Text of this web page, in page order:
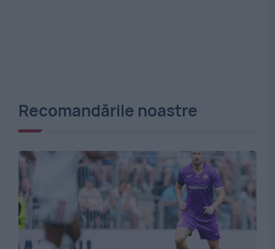
Recomandările noastre